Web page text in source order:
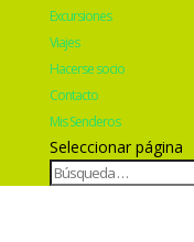
Excursiones
Viajes
Hacerse socio
Contacto
Mis Senderos
Seleccionar página